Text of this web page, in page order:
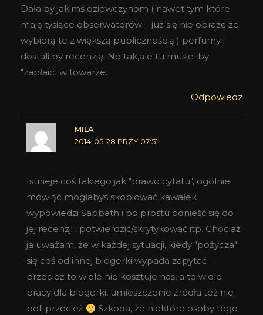
Dała by jakimś dziewczynom ( nawet tym które
mają tysiące obserwatorów – już się nie obrażę że
wybiorą te z większą publicznością ) perfumy i
dostali by recenzję. No tak,ale tu musieliby
"zapłaić" w towarze.
Odpowiedz
MILA
2014-05-28 PRZY 07:51
Istnieje coś takiego jak "prawo cytatu", ogólnie
mówiąc mogłabyś skopiować kawałek
wypowiedzi Sabbath i po prostu odnieść się do
jej recenzji i potwierdzić/skrytykować itp. Chociaż
ja uważam, że w każdej sytuacji, kiedy "pożycza"
się coś od innej blogerki wypada zapytać –
przecież to wiele nie kosztuje nas, a to wiele
pracy dla blogerki, umieszczenie źródła też nie
boli przecież
Szkoda, że niektóre osoby tego